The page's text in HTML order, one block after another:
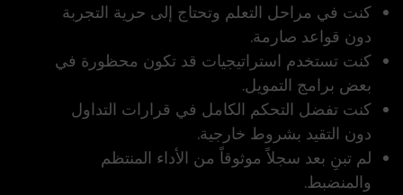
كنت في مراحل التعلم وتحتاج إلى حرية التجربة
دون قواعد صارمة.
كنت تستخدم استراتيجيات قد تكون محظورة في
بعض برامج التمويل.
كنت تفضل التحكم الكامل في قرارات التداول
دون التقيد بشروط خارجية.
لم تبنِ بعد سجلاً موثوقاً من الأداء المنتظم
والمنضبط.